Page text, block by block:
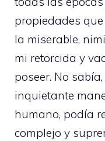
propiedades
la miserable,
mi retorcida y
poseer. No
inquietante
humano, podía
complejo y